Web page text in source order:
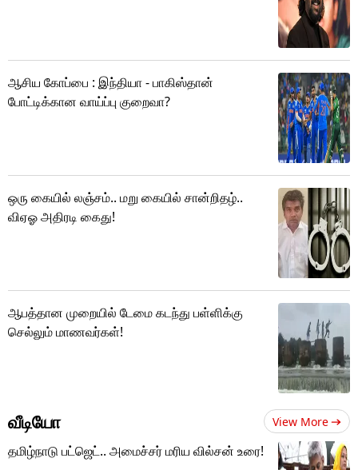
ஆசிய கோப்பை : இந்தியா - பாகிஸ்தான்
போட்டிக்கான வாய்ப்பு குறைவா?
ஒரு கையில் லஞ்சம்.. மறு கையில் சான்றிதழ்..
விஏஓ அதிரடி கைது!
ஆபத்தான முறையில் டேமை கடந்து பள்ளிக்கு
செல்லும் மாணவர்கள்!
வீடியோ View More
தமிழ்நாடு பட்ஜெட்.. அமைச்சர் மரிய வில்சன் உரை!